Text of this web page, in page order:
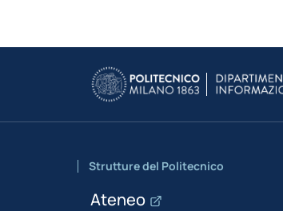
Strutture del Politecnico
Ateneo